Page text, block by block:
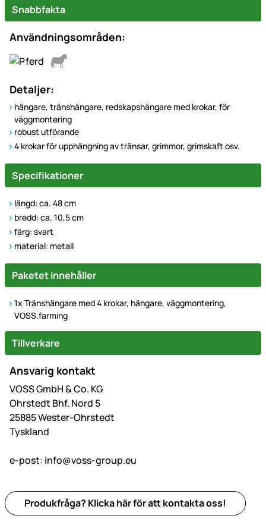
Snabbfakta
Användningsområden:
Detaljer:
hängare, tränshängare, redskapshängare med krokar, för
väggmontering
robust utförande
4 krokar för upphängning av tränsar, grimmor, grimskaft osv.
Specifikationer
längd: ca. 48 cm
bredd: ca. 10,5 cm
färg: svart
material: metall
Paketet innehåller
1x Tränshängare med 4 krokar, hängare, väggmontering,
VOSS.farming
Tillverkare
Ansvarig kontakt
VOSS GmbH & Co. KG
Ohrstedt Bhf. Nord 5
25885 Wester-Ohrstedt
Tyskland
e-post: info@voss-group.eu
Produkfråga? Klicka här för att kontakta oss!